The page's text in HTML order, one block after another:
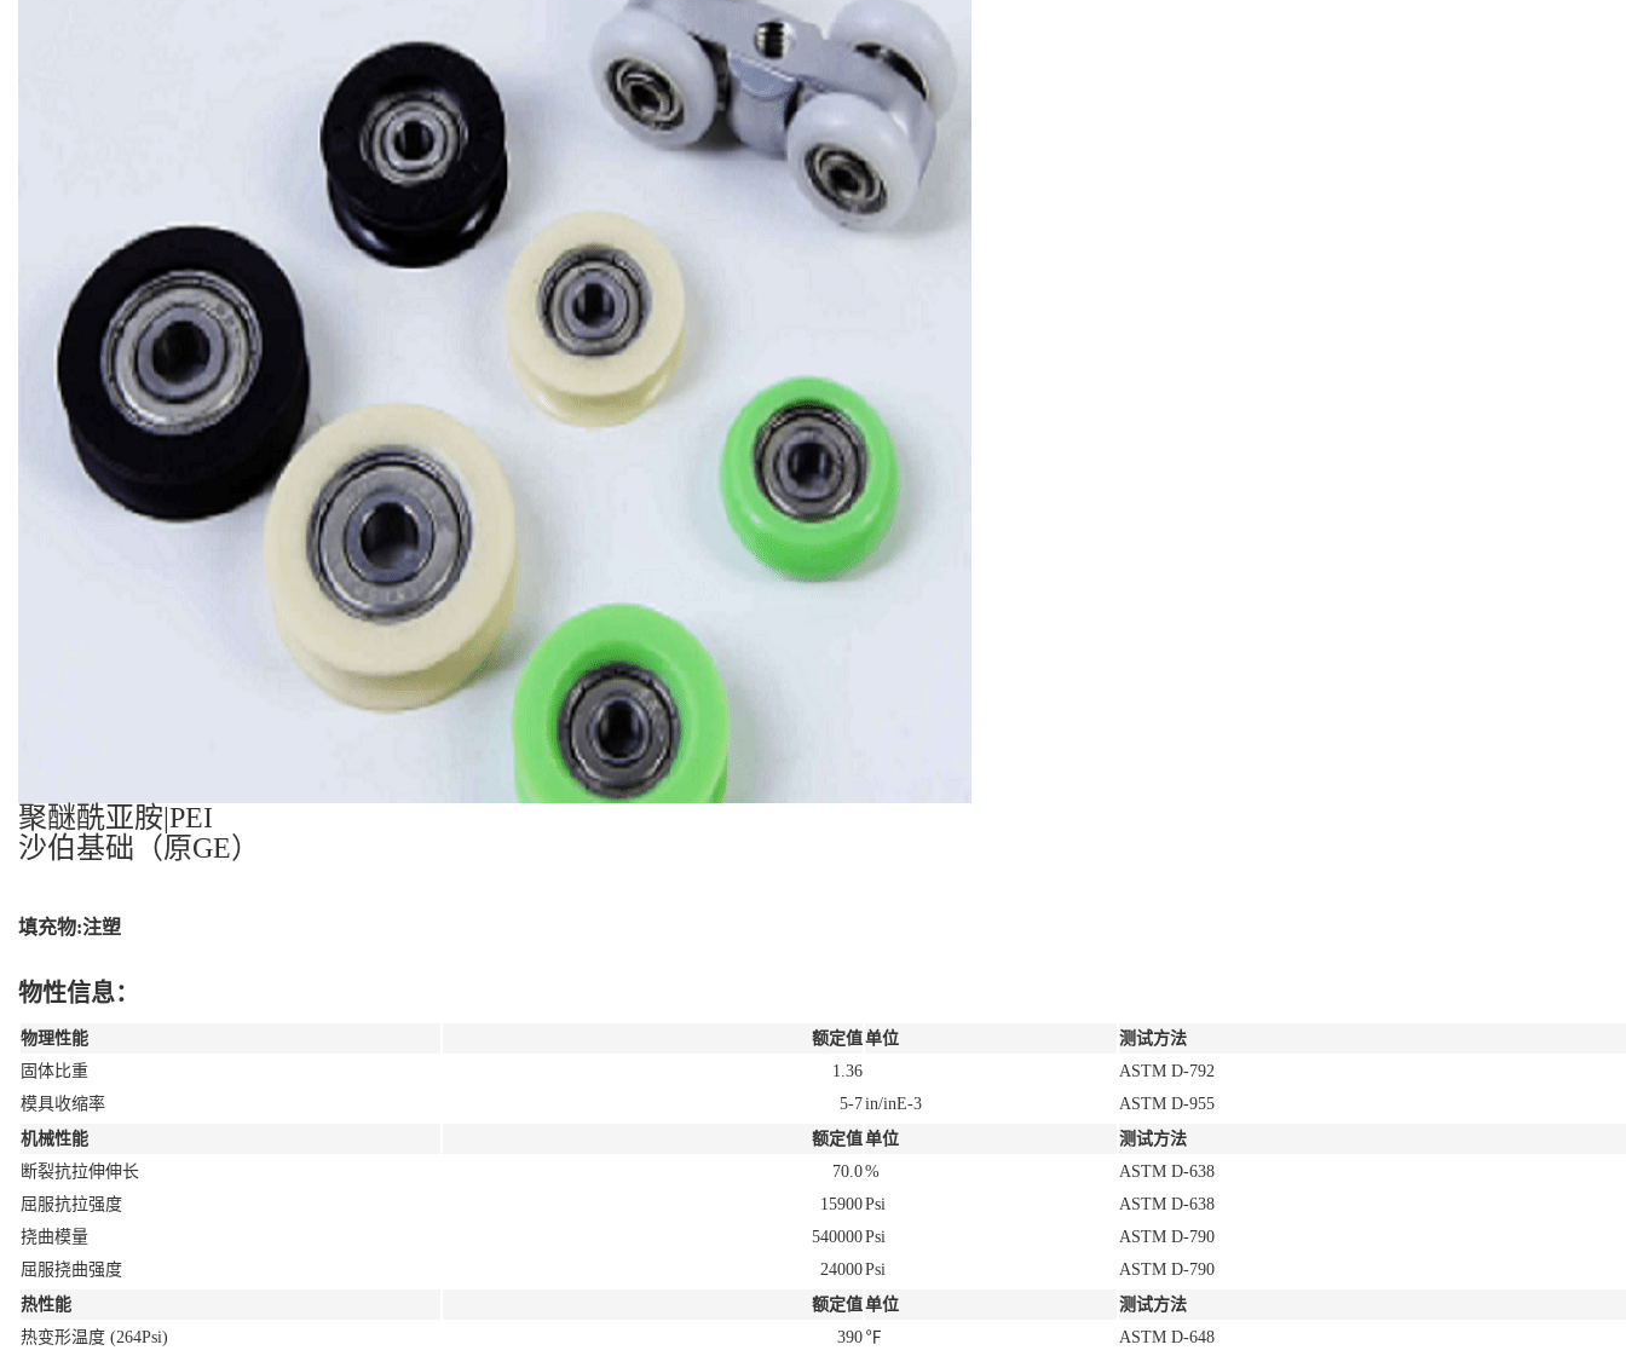
聚醚酰亚胺|PEI
沙伯基础（原GE）
填充物:注塑
物性信息：
物理性能 额定值单位
测试方法
固体比重
1.36
ASTM D-792
模具收缩率
5-7in/inE-3
ASTM D-955
机械性能
额定值单位
测试方法
断裂抗拉伸伸长
70.0%
ASTM D-638
屈服抗拉强度
15900Psi
ASTM D-638
挠曲模量
540000Psi
ASTM D-790
屈服挠曲强度
24000Psi
ASTM D-790
热性能
额定值单位
测试方法
热变形温度 (264Psi)
390 ℉ ASTM D-648